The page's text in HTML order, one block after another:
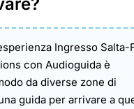
Ingresso Salta-
con Audioguida è
da diverse zone di
guida per arrivare a